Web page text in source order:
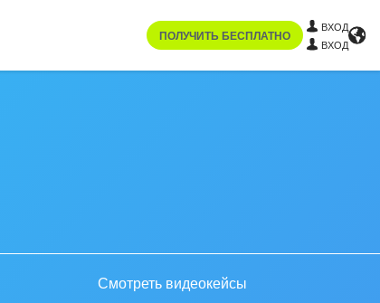
ПОЛУЧИТЬ БЕСПЛАТНО
ВХОД
ВХОД
Смотреть видеокейсы